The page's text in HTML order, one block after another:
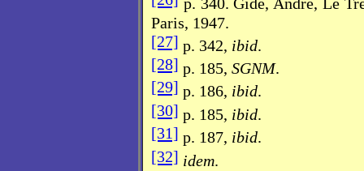
p. 340. Gide, André, Le
Paris, 1947.
[27] p. 342, ibid.
[28] p. 185, SGNM.
[29] p. 186, ibid.
[30] p. 185, ibid.
[31] p. 187, ibid.
[32] idem.